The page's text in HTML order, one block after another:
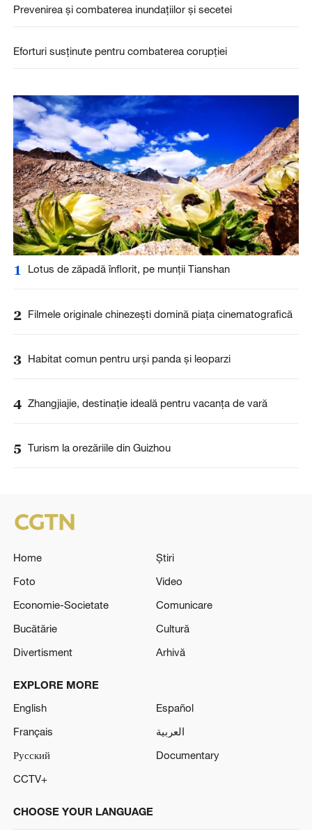
Prevenirea și combaterea inundațiilor și secetei
Eforturi susținute pentru combaterea corupției
1 Lotus de zăpadă înflorit, pe munții Tianshan
2 Filmele originale chinezești domină piața cinematografică
3 Habitat comun pentru urși panda și leoparzi
4 Zhangjiajie, destinație ideală pentru vacanța de vară
5 Turism la orezăriile din Guizhou
Home
Știri
Foto
Video
Economie-Societate
Comunicare
Bucătărie
Cultură
Divertisment
Arhivă
EXPLORE MORE
English
Español
Français
العربية
Русский
Documentary
CCTV+
CHOOSE YOUR LANGUAGE